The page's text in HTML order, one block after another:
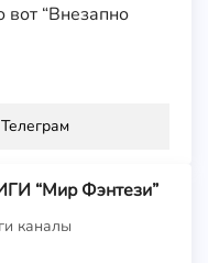
вот “Внезапно
“Мир Фэнтези”
каналы